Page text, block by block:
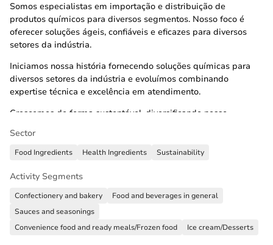
Somos especialistas em importação e distribuição de
produtos químicos para diversos segmentos. Nosso foco é
oferecer soluções ágeis, confiáveis e eficazes para diversos
setores da indústria.
Iniciamos nossa história fornecendo soluções químicas para
diversos setores da indústria e evoluímos combinando
expertise técnica e excelência em atendimento.
Crescemos de forma sustentável, diversificando nosso
Ampliamos para indústria de alimentos, replicando o acesso
obtido em outros segmentos.
Sector
Food Ingredients Health Ingredients Sustainability
Activity Segments
Confectionery and bakery
Food and beverages in general
Sauces and seasonings
Convenience food and ready meals/Frozen food
Ice cream/Desserts